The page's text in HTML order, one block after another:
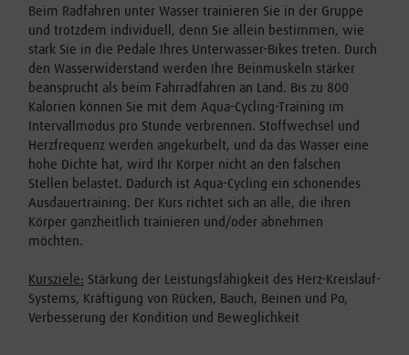
Beim Radfahren unter Wasser trainieren Sie in der Gruppe
und trotzdem individuell, denn Sie allein bestimmen, wie
stark Sie in die Pedale Ihres Unterwasser-Bikes treten. Durch
den Wasserwiderstand werden Ihre Beinmuskeln stärker
beansprucht als beim Fahrradfahren an Land. Bis zu 800
Kalorien können Sie mit dem Aqua-Cycling-Training im
Intervallmodus pro Stunde verbrennen. Stoffwechsel und
Herzfrequenz werden angekurbelt, und da das Wasser eine
hohe Dichte hat, wird Ihr Körper nicht an den falschen
Stellen belastet. Dadurch ist Aqua-Cycling ein schonendes
Ausdauertraining. Der Kurs richtet sich an alle, die ihren
Körper ganzheitlich trainieren und/oder abnehmen
möchten.
Kursziele: Stärkung der Leistungsfähigkeit des Herz-Kreislauf-
Systems, Kräftigung von Rücken, Bauch, Beinen und Po,
Verbesserung der Kondition und Beweglichkeit